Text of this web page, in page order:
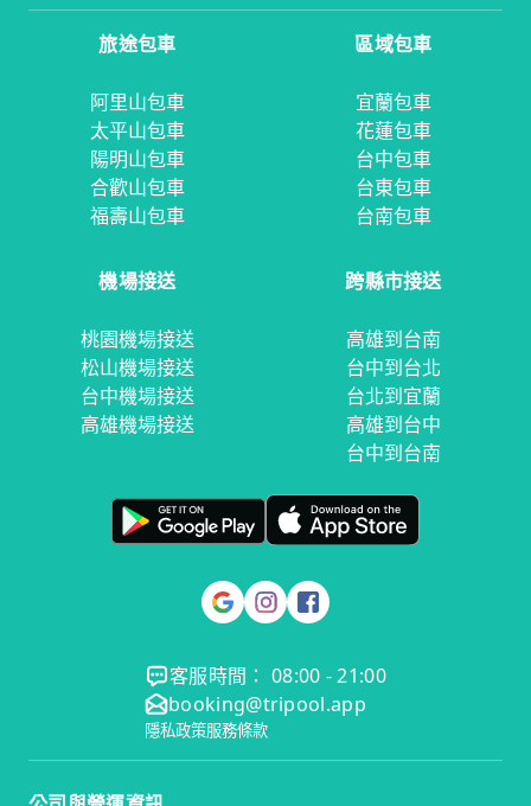
旅途包車
阿里山包車
太平山包車
陽明山包車
合歡山包車
福壽山包車
區域包車
宜蘭包車
花蓮包車
台中包車
台東包車
台南包車
機場接送
桃園機場接送
松山機場接送
台中機場接送
高雄機場接送
跨縣市接送
高雄到台南
台中到台北
台北到宜蘭
高雄到台中
台中到台南
客服時間： 08:00 - 21:00
booking@tripool.app
隱私政策服務條款